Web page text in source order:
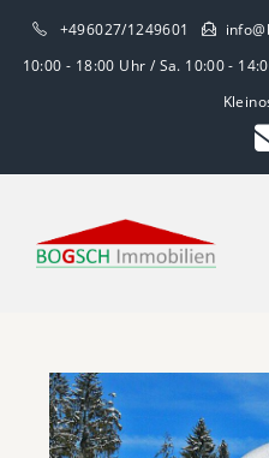
+496027/1249601
10:00 - 18:00 Uhr / Sa. 10:00 -